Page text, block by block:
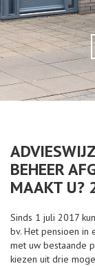
BEHEER
MAAKT U?
Sinds 1 juli 2017
bv. Het pensioen in
met uw bestaande
kiezen uit drie